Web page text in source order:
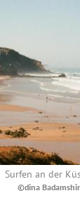
Surfen an der
©dina